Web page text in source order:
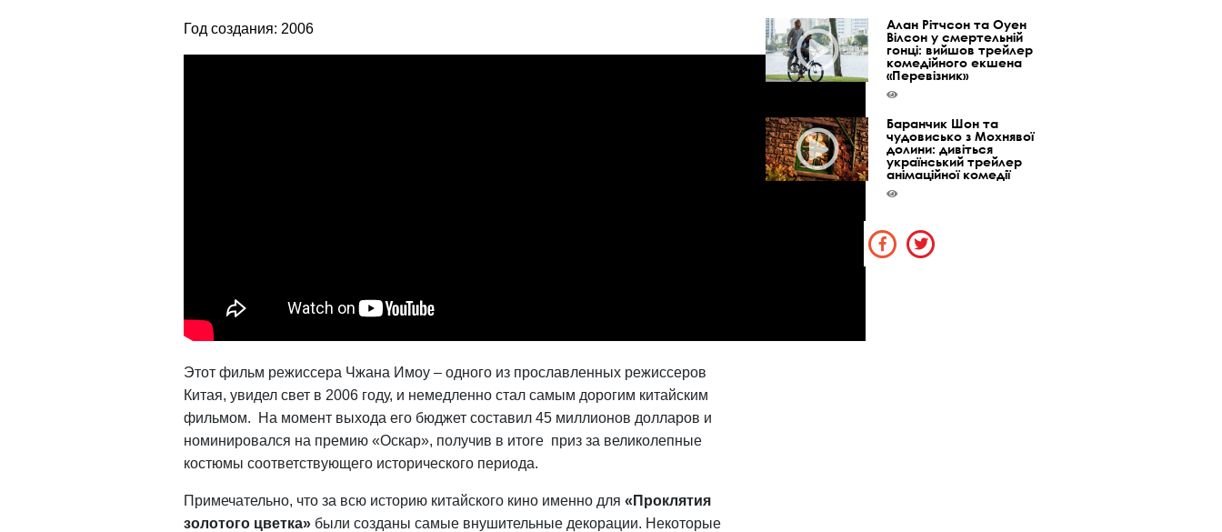
Год создания: 2006
Этот фильм режиссера Чжана Имоу – одного из прославленных режиссеров
Китая, увидел свет в 2006 году, и немедленно стал самым дорогим китайским
фильмом. На момент выхода его бюджет составил 45 миллионов долларов и
номинировался на премию «Оскар», получив в итоге приз за великолепные
костюмы соответствующего исторического периода.
Примечательно, что за всю историю китайского кино именно для «Проклятия
золотого цветка» были созданы самые внушительные декорации. Некоторые
Алан Рітчсон та Оуен
Вілсон у смертельній
гонці: вийшов трейлер
комедійного екшена
«Перевізник»
Баранчик Шон та
чудовисько з Мохнявої
долини: дивіться
український трейлер
анімаційної комедії